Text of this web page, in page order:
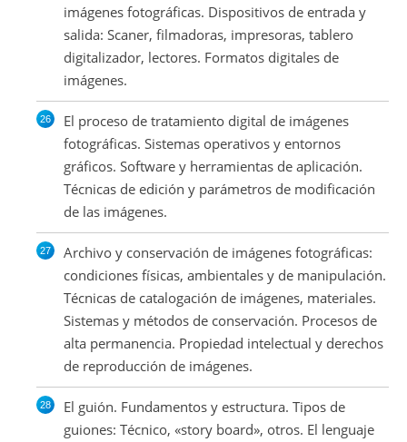
imágenes fotográficas. Dispositivos de entrada y
salida: Scaner, filmadoras, impresoras, tablero
digitalizador, lectores. Formatos digitales de
imágenes.
El proceso de tratamiento digital de imágenes
fotográficas. Sistemas operativos y entornos
gráficos. Software y herramientas de aplicación.
Técnicas de edición y parámetros de modificación
de las imágenes.
Archivo y conservación de imágenes fotográficas:
condiciones físicas, ambientales y de manipulación.
Técnicas de catalogación de imágenes, materiales.
Sistemas y métodos de conservación. Procesos de
alta permanencia. Propiedad intelectual y derechos
de reproducción de imágenes.
El guión. Fundamentos y estructura. Tipos de
guiones: Técnico, «story board», otros. El lenguaje